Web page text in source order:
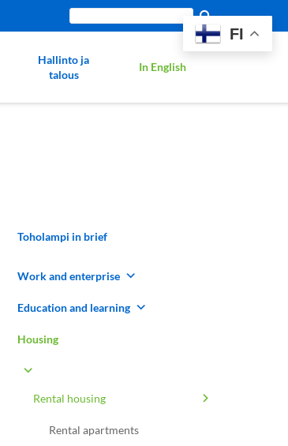
sivustolta:
Hallinto ja
talous
In English
Toholampi in brief
Work and enterprise
Education and learning
Housing
Rental housing
Rental apartments
FI